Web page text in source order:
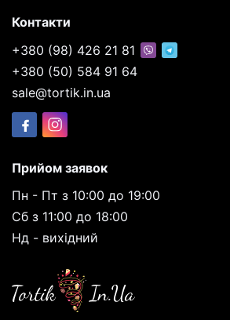
Контакти
+380 (98) 426 21 81
+380 (50) 584 91 64
sale@tortik.in.ua
Прийом заявок
Пн - Пт з 10:00 до 19:00
Сб з 11:00 до 18:00
Нд - вихідний